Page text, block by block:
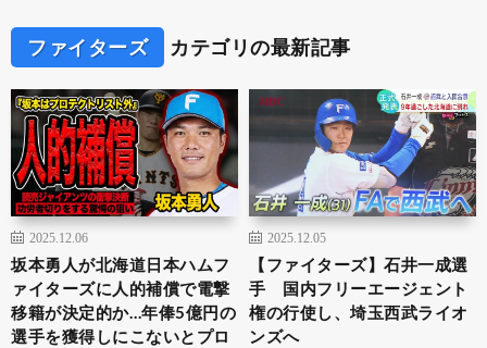
ファイターズ カテゴリの最新記事
2025.12.06
坂本勇人が北海道日本ハムフ
ァイターズに人的補償で電撃
移籍が決定的か…年俸5億円の
選手を獲得しにこないとプロ
2025.12.05
【ファイターズ】石井一成選
手 国内フリーエージェント
権の行使し、埼玉西武ライオ
ンズへ